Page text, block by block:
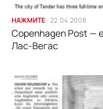
НАЖМИТЕ 22.04.2008
Copenhagen Post —
Лас-Вегас